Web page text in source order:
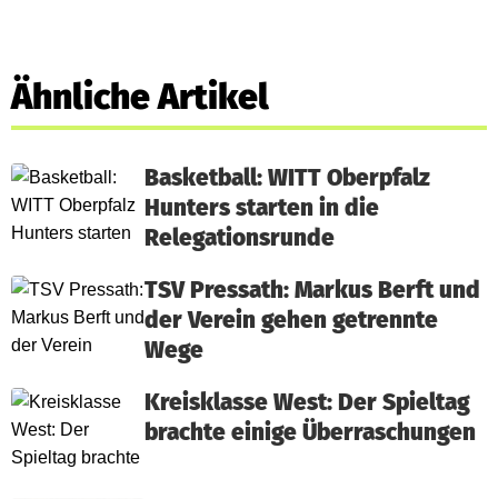
Ähnliche Artikel
Basketball: WITT Oberpfalz
Hunters starten in die
Relegationsrunde
TSV Pressath: Markus Berft und
der Verein gehen getrennte
Wege
Kreisklasse West: Der Spieltag
brachte einige Überraschungen